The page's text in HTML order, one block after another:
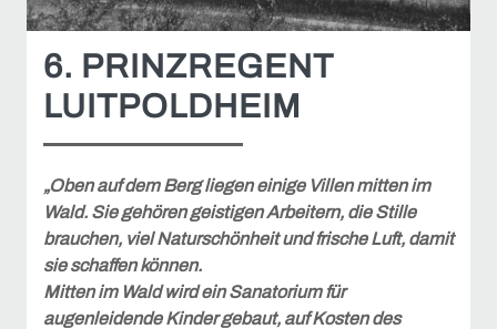
6. PRINZREGENT
LUITPOLDHEIM
„Oben auf dem Berg liegen einige Villen mitten im
Wald. Sie gehören geistigen Arbeitern, die Stille
brauchen, viel Naturschönheit und frische Luft, damit
sie schaffen können.
Mitten im Wald wird ein Sanatorium für
augenleidende Kinder gebaut, auf Kosten des